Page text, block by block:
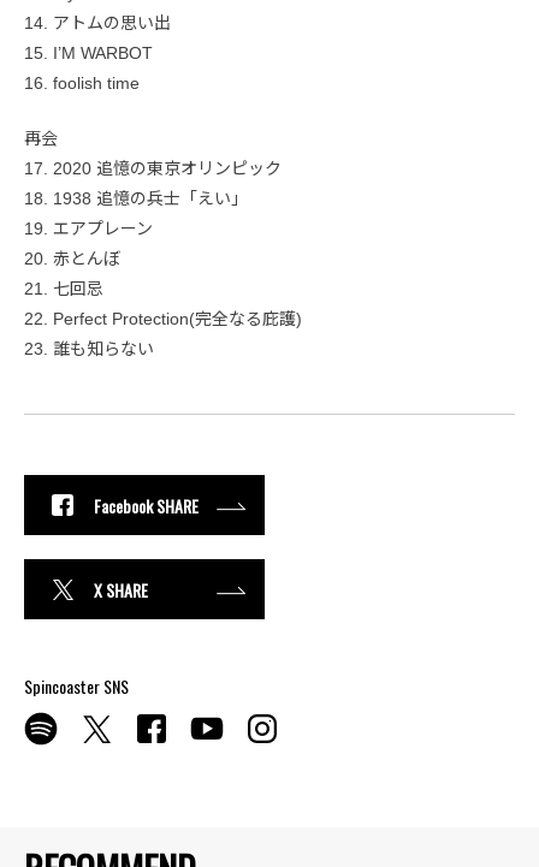
14. アトムの思い出
15. I’M WARBOT
16. foolish time
再会
17. 2020 追憶の東京オリンピック
18. 1938 追憶の兵士「えい」
19. エアプレーン
20. 赤とんぼ
21. 七回忌
22. Perfect Protection(完全なる庇護)
23. 誰も知らない
Facebook SHARE
X SHARE
Spincoaster SNS